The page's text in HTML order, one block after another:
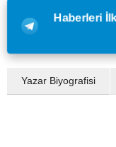
Haberleri
Yazar Biyografisi